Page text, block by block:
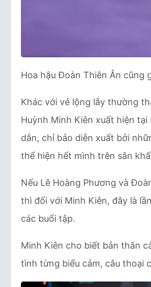
Hoa hậu Đoàn Thiên Ân cũng
Khác với vẻ lộng lẫy thường
Huỳnh Minh Kiên xuất hiện
dẫn, chỉ bảo diễn xuất bởi
thể hiện hết mình trên sân
Nếu Lê Hoàng Phương và
thì đối với Minh Kiên, đây là
các buổi tập.
Minh Kiên cho biết bản thân
tình từng biểu cảm, câu thoại